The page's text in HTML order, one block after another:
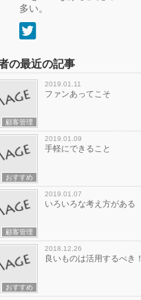
多い。
の最近の記事
顧客管理
2019.01.11
ファンあってこそ
おすすめ
2019.01.09
手軽にできること
顧客管理
2019.01.07
いろいろな考え方がある
おすすめ
2018.12.26
良いものは活用するべき！